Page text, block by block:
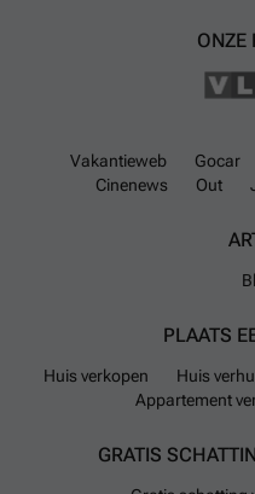
ONZE
Vakantieweb Gocar
Cinenews
Out
PLAATS
Huis verkopen Huis
Appartement
GRATIS